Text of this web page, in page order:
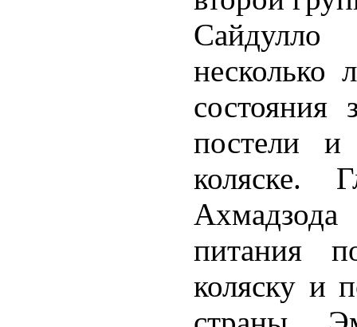
Сайдулло
несколько
состояния
постели и
коляске.
питания
коляску и